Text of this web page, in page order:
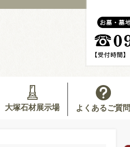
大塚石材展示場 よくあるご質問